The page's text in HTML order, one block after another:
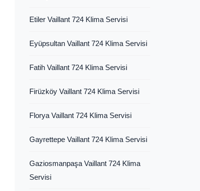
Etiler Vaillant 724 Klima Servisi
Eyüpsultan Vaillant 724 Klima Servisi
Fatih Vaillant 724 Klima Servisi
Firüzköy Vaillant 724 Klima Servisi
Florya Vaillant 724 Klima Servisi
Gayrettepe Vaillant 724 Klima Servisi
Gaziosmanpaşa Vaillant 724 Klima
Servisi